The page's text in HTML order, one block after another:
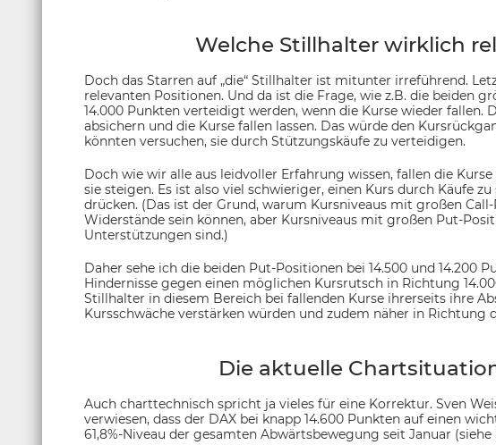
Welche Stillhalter wirklich
Doch das Starren auf „die“ Stillhalter ist mitunter irreführend.
relevanten Positionen. Und da ist die Frage, wie z.B. die beiden
14.000 Punkten verteidigt werden, wenn die Kurse wieder fallen.
absichern und die Kurse fallen lassen. Das würde den
könnten versuchen, sie durch Stützungskäufe zu verteidigen.
Doch wie wir alle aus leidvoller Erfahrung wissen, fallen die
sie steigen. Es ist also viel schwieriger, einen Kurs durch Käufe
drücken. (Das ist der Grund, warum Kursniveaus mit großen
Widerstände sein können, aber Kursniveaus mit großen Put-
Unterstützungen sind.)
Daher sehe ich die beiden Put-Positionen bei 14.500 und 14.200
Hindernisse gegen einen möglichen Kursrutsch in Richtung
Stillhalter in diesem Bereich bei fallenden Kurse ihrerseits ihre
Kursschwäche verstärken würden und zudem näher in Richtung
Die aktuelle
Auch charttechnisch spricht ja vieles für eine Korrektur. Sven
verwiesen, dass der DAX bei knapp 14.600 Punkten auf einen
61,8%-Niveau der gesamten Abwärtsbewegung seit Januar